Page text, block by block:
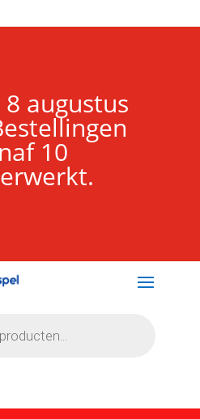
augustus
10